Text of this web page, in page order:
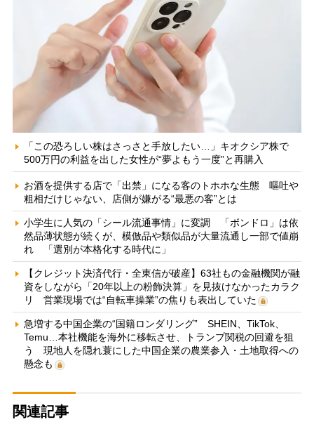
「この恐ろしい株はさっさと手放したい…」キオクシア株で
500万円の利益を出した女性が“夢よもう一度”と再購入
お酒を提供する店で「出禁」になる客のトホホな生態 嘔吐や
粗相だけじゃない、店側が嫌がる“最悪の客”とは
小学生に人気の「シール流通事情」に変調 「ボンドロ」は依
然品薄状態が続くが、模倣品や類似品が大量流通し一部で値崩
れ 「選別が本格化する時代に」
【クレジット決済代行・全東信が破産】63社もの金融機関が融
資をしながら「20年以上の粉飾決算」を見抜けなかったカラク
リ 営業現場では“自転車操業”の焦りも表出していた
急増する中国企業の“国籍ロンダリング” SHEIN、TikTok、
Temu…本社機能を海外に移転させ、トランプ関税の回避を狙
う 現地人を隠れ蓑にした中国企業の農業参入・土地取得への
懸念も
関連記事